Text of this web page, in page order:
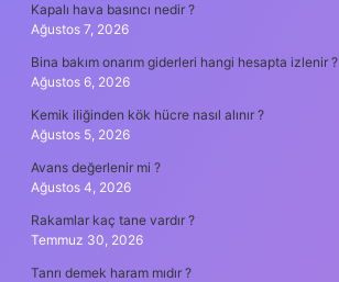
Kapalı hava basıncı nedir ?
Ağustos 7, 2026
Bina bakım onarım giderleri hangi hesapta izlenir ?
Ağustos 6, 2026
Kemik iliğinden kök hücre nasıl alınır ?
Ağustos 5, 2026
Avans değerlenir mi ?
Ağustos 4, 2026
Rakamlar kaç tane vardır ?
Temmuz 30, 2026
Tanrı demek haram mıdır ?